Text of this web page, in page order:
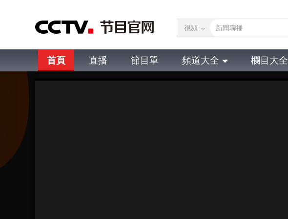
視頻
首頁 直播 節目單 頻道大全 欄目大全